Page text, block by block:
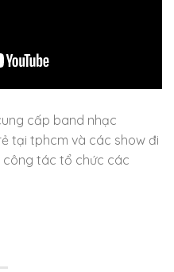
cấp band nhạc
tại tphcm và các show đi
tác tổ chức các